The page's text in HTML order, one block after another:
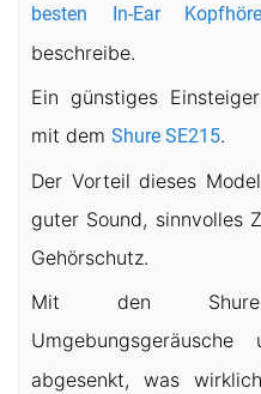
besten In-Ear
beschreibe.
Ein günstiges
mit dem Shure SE215.
Der Vorteil dieses
guter Sound, sinnvolles
Gehörschutz.
Mit den
abgesenkt, was